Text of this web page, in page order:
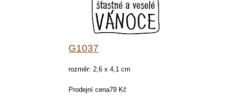
G1037
rozměr: 2,6 x 4,1 cm
Prodejní cena79 Kč